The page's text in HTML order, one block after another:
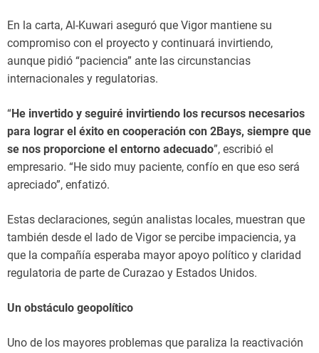
En la carta, Al-Kuwari aseguró que Vigor mantiene su
compromiso con el proyecto y continuará invirtiendo,
aunque pidió “paciencia” ante las circunstancias
internacionales y regulatorias.
“He invertido y seguiré invirtiendo los recursos necesarios
para lograr el éxito en cooperación con 2Bays, siempre que
se nos proporcione el entorno adecuado”, escribió el
empresario. “He sido muy paciente, confío en que eso será
apreciado”, enfatizó.
Estas declaraciones, según analistas locales, muestran que
también desde el lado de Vigor se percibe impaciencia, ya
que la compañía esperaba mayor apoyo político y claridad
regulatoria de parte de Curazao y Estados Unidos.
Un obstáculo geopolítico
Uno de los mayores problemas que paraliza la reactivación